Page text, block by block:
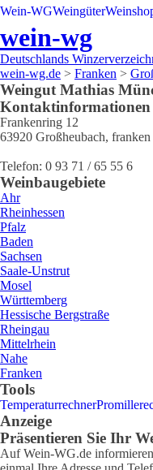
Wein-WGWeingüter
wein-wg
Deutschlands
wein-wg.de > Franken >
Weingut Mathias
Kontaktinformationen
Frankenring 12
63920 Großheubach, franken
Telefon: 0 93 71 / 65 55 6
Weinbaugebiete
Ahr
Rheinhessen
Pfalz
Baden
Sachsen
Saale-Unstrut
Mosel
Württemberg
Hessische Bergstraße
Rheingau
Mittelrhein
Nahe
Franken
Tools
Temperaturrechner
Anzeige
Präsentieren Sie Ihr
Auf Wein-WG.de